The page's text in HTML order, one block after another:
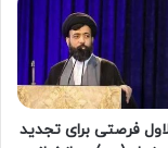
فرصتی برای تجدید